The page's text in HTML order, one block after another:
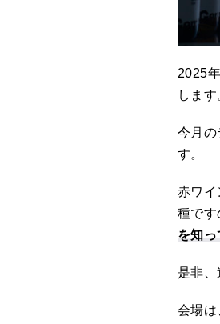
2025
します
今月の
す。
赤ワイ
種です
を知っ
是非、
会場は